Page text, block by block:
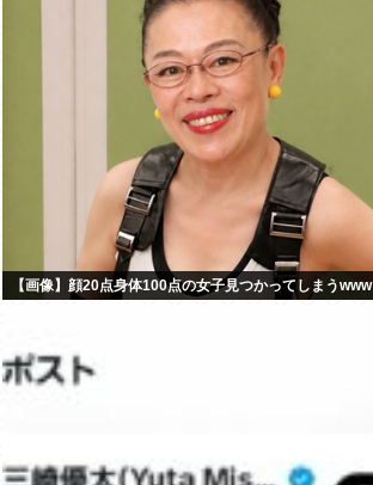
【画像】顔20点身体100点の女子見つかってしまうwww